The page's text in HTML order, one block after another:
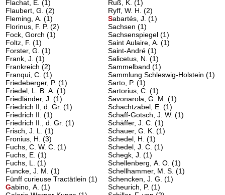
Flachat, E.(1)
Flaubert, G.(2)
Fleming, A.(1)
Florinus, F. P.(2)
Fock, Gorch(1)
Foltz, F.(1)
Forster, G.(1)
Frank, J.(1)
Frankreich(2)
Franqui, C.(1)
Friedeberger, P.(1)
Friedel, L. B. A.(1)
Friedländer, J.(1)
Friedrich II, d. Gr.(1)
Friedrich II.(1)
Friedrich II., d. Gr.(1)
Frisch, J. L.(1)
Fronius, H.(3)
Fuchs, C. W. C.(1)
Fuchs, E.(1)
Fuchs, L.(1)
Funcke, J. M.(1)
Fünff curieuse Tractätlein(1)
Gabino, A.(1)
Ruß, K.(1)
Ryff, W. H.(2)
Sabartés, J.(1)
Sachsen(1)
Sachsenspiegel(1)
Saint Aulaire, A.(1)
Saint-André(1)
Salicetus, N.(1)
Sammelband(1)
Sammlung Schleswig-Holstein(1)
Sarto, P.(1)
Sartorius, C.(1)
Savonarola, G. M.(1)
Schachtzabel, E.(1)
Schaff-Gotsch, J. W.(1)
Schäffer, J. C.(1)
Schauer, G. K.(1)
Schedel, H.(1)
Schedel, J. C.(1)
Schegk, J.(1)
Schellenberg, A. O.(1)
Schellhammer, M. S.(1)
Schencken, J. G.(1)
Scheurich, P.(1)